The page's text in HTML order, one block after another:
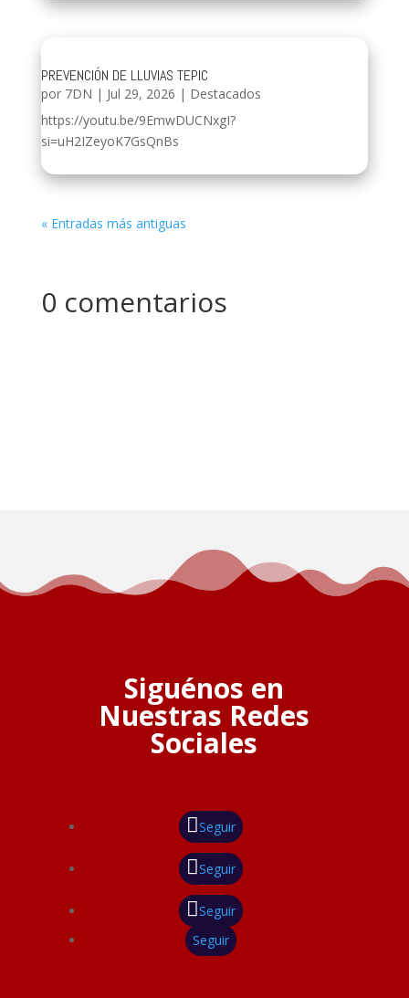
PREVENCIÓN DE LLUVIAS TEPIC
por 7DN | Jul 29, 2026 | Destacados
https://youtu.be/9EmwDUCNxgI?
si=uH2IZeyoK7GsQnBs
« Entradas más antiguas
0 comentarios
Siguénos en
Nuestras Redes
Sociales
Seguir
Seguir
Seguir
Seguir